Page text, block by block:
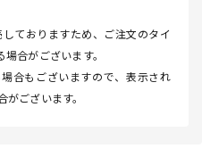
ておりますため、ご注文のタイ
合がございます。
合もございますので、表示され
ございます。